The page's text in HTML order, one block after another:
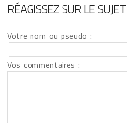
RÉAGISSEZ SUR LE SUJET
Votre nom ou pseudo :
Vos commentaires :